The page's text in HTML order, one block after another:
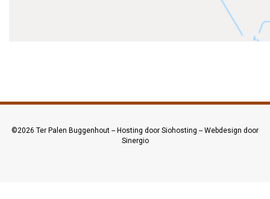
©2026 Ter Palen Buggenhout -- Hosting door Siohosting -- Webdesign door
Sinergio